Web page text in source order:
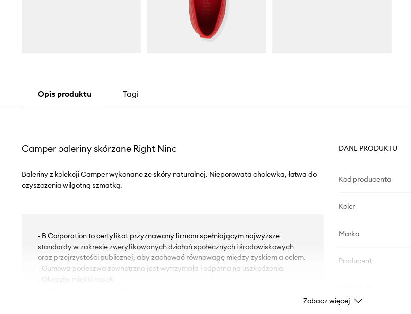
Opis produktu Tagi
Camper baleriny skórzane Right Nina
Baleriny z kolekcji Camper wykonane ze skóry naturalnej. Nieporowata cholewka, łatwa do
czyszczenia wilgotną szmatką.
- B Corporation to certyfikat przyznawany firmom spełniającym najwyższe
standardy w zakresie zweryfikowanych działań społecznych i środowiskowych
oraz przejrzystości publicznej, aby zachować równowagę między zyskiem a celem.
- Gumowa podeszwa zewnętrzna jest wytrzymała i odporna na uszkodzenia.
- Okrągły, miękki nosek.
DANE PRODUKTU
Kod producenta
Kolor
Marka
Producent
Zobacz więcej